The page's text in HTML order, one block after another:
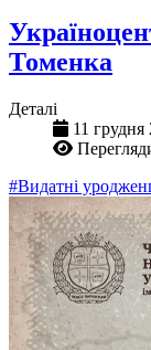
Томенка
Деталі
11 грудня
#Видатні